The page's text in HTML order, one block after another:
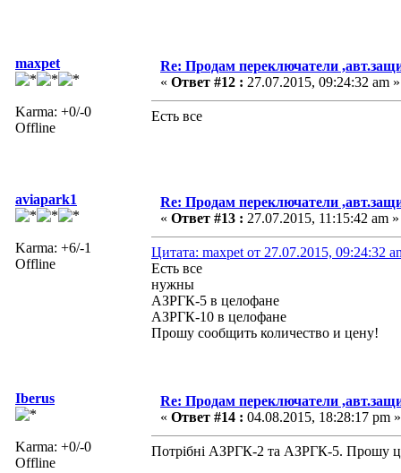
maxpet
Karma: +0/-0
Offline
Re: Продам переключатели
« Ответ #12 : 27.07.2015, 09:24:32 am »
Есть все
aviapark1
Karma: +6/-1
Offline
Re: Продам переключатели
« Ответ #13 : 27.07.2015, 11:15:42 am »
Цитата: maxpet от 27.07.2015, 09:24:32
Есть все
нужны
АЗРГК-5 в целофане
АЗРГК-10 в целофане
Прошу сообщить количество и цену!
Iberus
Karma: +0/-0
Offline
Re: Продам переключатели
« Ответ #14 : 04.08.2015, 18:28:17 pm »
Потрібні АЗРГК-2 та АЗРГК-5. Прошу